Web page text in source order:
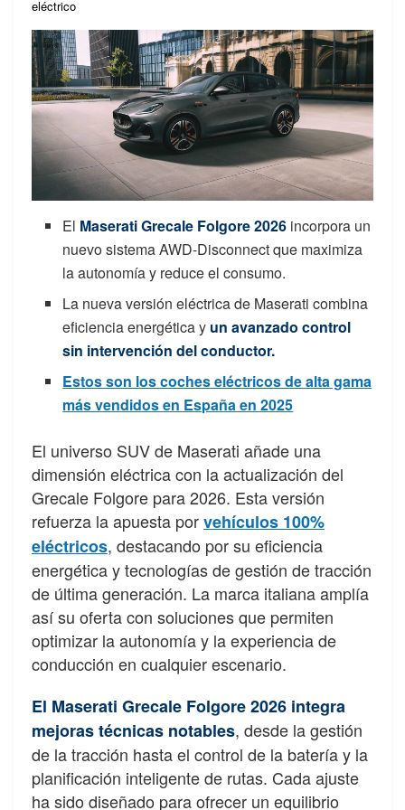
eléctrico
El Maserati Grecale Folgore 2026 incorpora un
nuevo sistema AWD-Disconnect que maximiza
la autonomía y reduce el consumo.
La nueva versión eléctrica de Maserati combina
eficiencia energética y un avanzado control
sin intervención del conductor.
Estos son los coches eléctricos de alta gama
más vendidos en España en 2025
El universo SUV de Maserati añade una
dimensión eléctrica con la actualización del
Grecale Folgore para 2026. Esta versión
refuerza la apuesta porvehículos 100%
eléctricos, destacando por su eficiencia
energética y tecnologías de gestión de tracción
de última generación. La marca italiana amplía
así su oferta con soluciones que permiten
optimizar la autonomía y la experiencia de
conducción en cualquier escenario.
El Maserati Grecale Folgore 2026 integra
mejoras técnicas notables, desde la gestión
de la tracción hasta el control de la batería y la
planificación inteligente de rutas. Cada ajuste
ha sido diseñado para ofrecer un equilibrio